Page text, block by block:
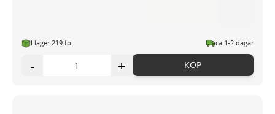
I lager 219 fp ca 1-2 dagar
- + KÖP